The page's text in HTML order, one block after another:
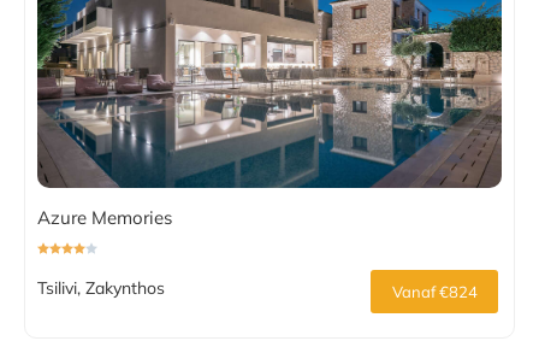
Azure Memories
Tsilivi, Zakynthos Vanaf €824